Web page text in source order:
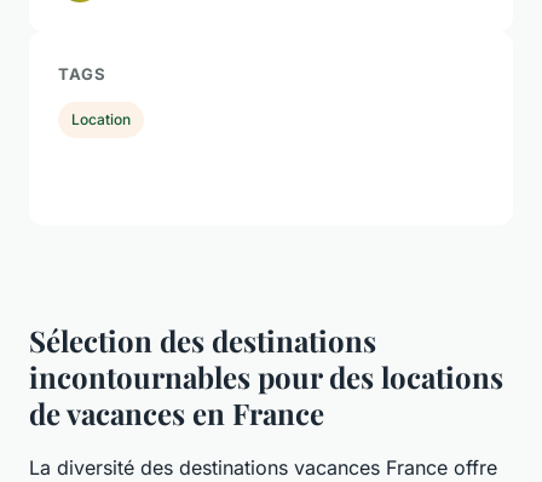
Sélection des destinations
incontournables pour des locations
de vacances en France
La diversité des destinations vacances France offre
TAGS
Location